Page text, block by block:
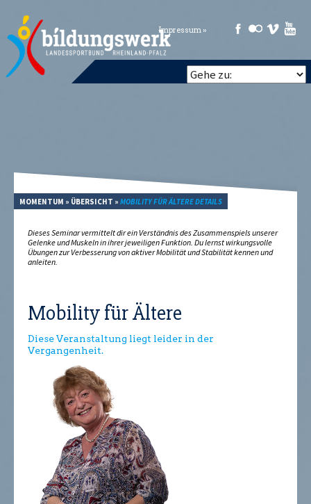
Impressum »
MOMENTUM » ÜBERSICHT » MOBILITY FÜR ÄLTERE DETAILS
Dieses Seminar vermittelt dir ein Verständnis des Zusammenspiels unserer
Gelenke und Muskeln in ihrer jeweiligen Funktion. Du lernst wirkungsvolle
Übungen zur Verbesserung von aktiver Mobilität und Stabilität kennen und
anleiten.
Mobility für Ältere
Diese Veranstaltung liegt leider in der
Vergangenheit.